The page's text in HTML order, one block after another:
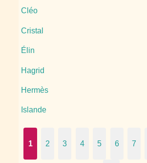
Cléo
Cristal
Élin
Hagrid
Hermès
Islande
1 2 3 4 5 6 7